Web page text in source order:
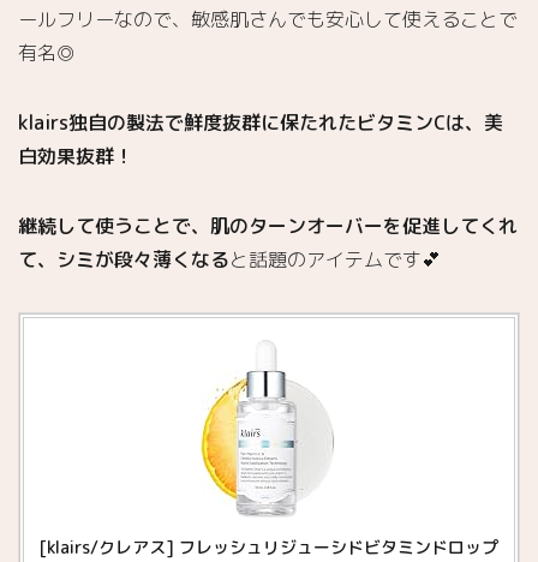
ールフリーなので、敏感肌さんでも安心して使えることで
有名◎
klairs独自の製法で鮮度抜群に保たれたビタミンCは、美
白効果抜群！
継続して使うことで、肌のターンオーバーを促進してくれ
て、シミが段々薄くなると話題のアイテムです💕
[klairs/クレアス] フレッシュリジューシドビタミンドロップ